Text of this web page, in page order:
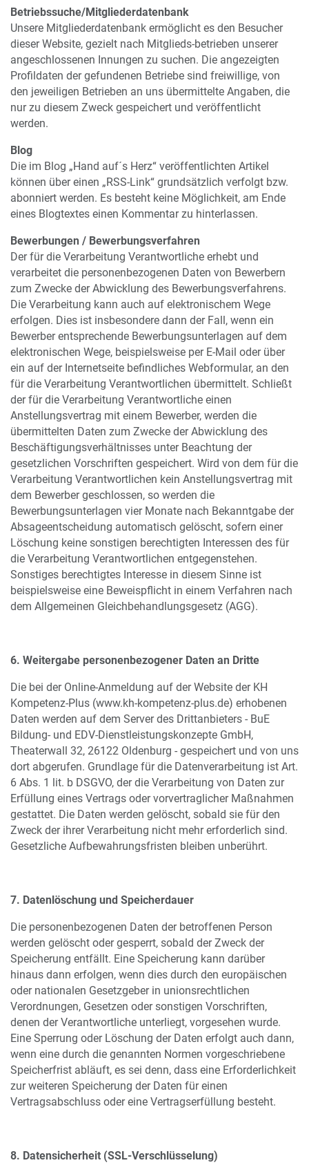
Betriebssuche/Mitgliederdatenbank
Unsere Mitgliederdatenbank ermöglicht es den Besucher
dieser Website, gezielt nach Mitglieds-betrieben unserer
angeschlossenen Innungen zu suchen. Die angezeigten
Profildaten der gefundenen Betriebe sind freiwillige, von
den jeweiligen Betrieben an uns übermittelte Angaben, die
nur zu diesem Zweck gespeichert und veröffentlicht
werden.
Blog
Die im Blog „Hand auf´s Herz“ veröffentlichten Artikel
können über einen „RSS-Link“ grundsätzlich verfolgt bzw.
abonniert werden. Es besteht keine Möglichkeit, am Ende
eines Blogtextes einen Kommentar zu hinterlassen.
Bewerbungen / Bewerbungsverfahren
Der für die Verarbeitung Verantwortliche erhebt und
verarbeitet die personenbezogenen Daten von Bewerbern
zum Zwecke der Abwicklung des Bewerbungsverfahrens.
Die Verarbeitung kann auch auf elektronischem Wege
erfolgen. Dies ist insbesondere dann der Fall, wenn ein
Bewerber entsprechende Bewerbungsunterlagen auf dem
elektronischen Wege, beispielsweise per E-Mail oder über
ein auf der Internetseite befindliches Webformular, an den
für die Verarbeitung Verantwortlichen übermittelt. Schließt
der für die Verarbeitung Verantwortliche einen
Anstellungsvertrag mit einem Bewerber, werden die
übermittelten Daten zum Zwecke der Abwicklung des
Beschäftigungsverhältnisses unter Beachtung der
gesetzlichen Vorschriften gespeichert. Wird von dem für die
Verarbeitung Verantwortlichen kein Anstellungsvertrag mit
dem Bewerber geschlossen, so werden die
Bewerbungsunterlagen vier Monate nach Bekanntgabe der
Absageentscheidung automatisch gelöscht, sofern einer
Löschung keine sonstigen berechtigten Interessen des für
die Verarbeitung Verantwortlichen entgegenstehen.
Sonstiges berechtigtes Interesse in diesem Sinne ist
beispielsweise eine Beweispflicht in einem Verfahren nach
dem Allgemeinen Gleichbehandlungsgesetz (AGG).
6. Weitergabe personenbezogener Daten an Dritte
Die bei der Online-Anmeldung auf der Website der KH
Kompetenz-Plus (www.kh-kompetenz-plus.de) erhobenen
Daten werden auf dem Server des Drittanbieters - BuE
Bildung- und EDV-Dienstleistungskonzepte GmbH,
Theaterwall 32, 26122 Oldenburg - gespeichert und von uns
dort abgerufen. Grundlage für die Datenverarbeitung ist Art.
6 Abs. 1 lit. b DSGVO, der die Verarbeitung von Daten zur
Erfüllung eines Vertrags oder vorvertraglicher Maßnahmen
gestattet. Die Daten werden gelöscht, sobald sie für den
Zweck der ihrer Verarbeitung nicht mehr erforderlich sind.
Gesetzliche Aufbewahrungsfristen bleiben unberührt.
7. Datenlöschung und Speicherdauer
Die personenbezogenen Daten der betroffenen Person
werden gelöscht oder gesperrt, sobald der Zweck der
Speicherung entfällt. Eine Speicherung kann darüber
hinaus dann erfolgen, wenn dies durch den europäischen
oder nationalen Gesetzgeber in unionsrechtlichen
Verordnungen, Gesetzen oder sonstigen Vorschriften,
denen der Verantwortliche unterliegt, vorgesehen wurde.
Eine Sperrung oder Löschung der Daten erfolgt auch dann,
wenn eine durch die genannten Normen vorgeschriebene
Speicherfrist abläuft, es sei denn, dass eine Erforderlichkeit
zur weiteren Speicherung der Daten für einen
Vertragsabschluss oder eine Vertragserfüllung besteht.
8. Datensicherheit (SSL-Verschlüsselung)